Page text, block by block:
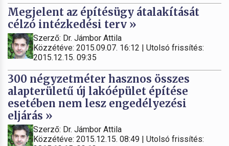
Megjelent az építésügy átalakítását
célzó intézkedési terv »
Szerző: Dr. Jámbor Attila
Közzétéve: 2015.09.07. 16:12 | Utolsó frissítés:
2015.12.15. 09:35
300 négyzetméter hasznos összes
alapterületű új lakóépület építése
esetében nem lesz engedélyezési
eljárás »
Szerző: Dr. Jámbor Attila
Közzétéve: 2015.12.15. 08:49 | Utolsó frissítés: